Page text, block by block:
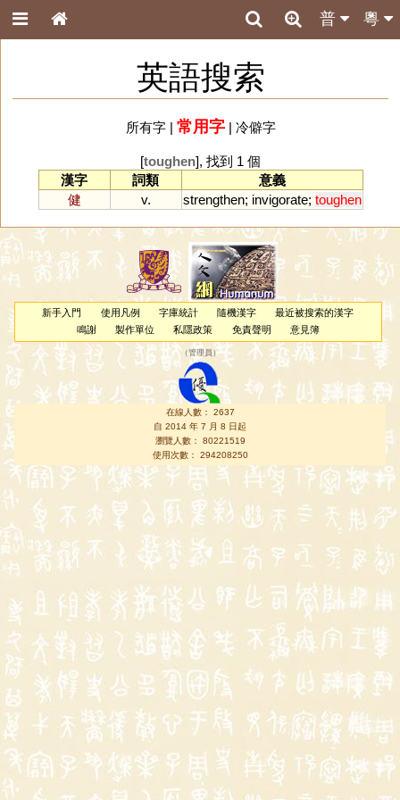
粵
普
英語搜索
所有字| 常用字| 冷僻字
[toughen], 找到 1 個
漢字
詞類
意義
健
v. strengthen; invigorate; toughen
新手入門 使用凡例 字庫統計 隨機漢字
最近被搜索的漢字
鳴謝
製作單位 私隱政策 免責聲明 意見簿
（管理員 ）
在線人數： 2637
自 2014 年 7 月 8 日起
瀏覽人數： 80221519
使用次數： 294208250